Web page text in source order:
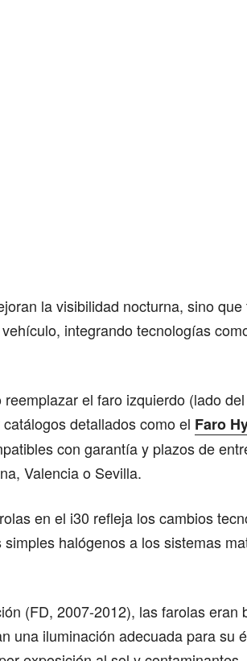
la visibilidad nocturna, sino
integrando tecnologías
el faro izquierdo (lado
detallados como el Faro
con garantía y plazos de
Valencia o Sevilla.
en el i30 refleja los cambios
halógenos a los sistemas
(FD, 2007-2012), las farolas eran
una iluminación adecuada para su